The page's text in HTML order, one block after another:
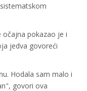
očajna pokazao je i
jedva govoreći
Hodala sam malo i
govori ova